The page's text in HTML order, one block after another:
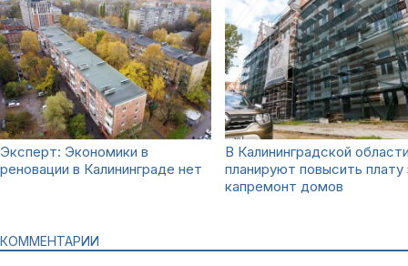
Эксперт: Экономики в
реновации в Калининграде нет
В Калининградской
планируют повысить плату
капремонт домов
КОММЕНТАРИИ